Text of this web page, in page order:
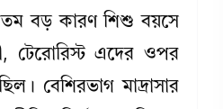
বড় কারণ শিশু বয়সে
টেরোরিস্ট এদের ওপর
বেশিরভাগ মাদ্রাসার